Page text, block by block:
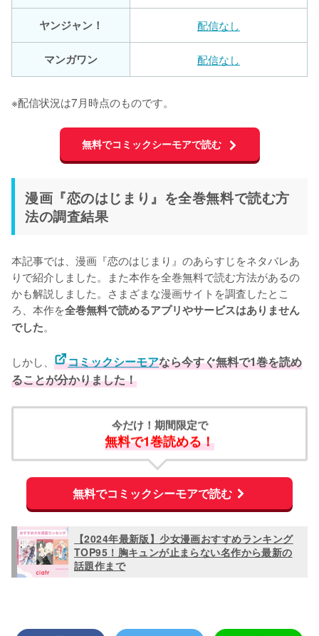
ヤンジャン！ 配信なし
マンガワン 配信なし
※配信状況は7月時点のものです。
無料でコミックシーモアで読む
漫画『恋のはじまり』を全巻無料で読む方
法の調査結果
本記事では、漫画『恋のはじまり』のあらすじをネタバレあ
りで紹介しました。また本作を全巻無料で読む方法があるの
かも解説しました。さまざまな漫画サイトを調査したとこ
ろ、本作を全巻無料で読めるアプリやサービスはありません
でした。
しかし、 コミックシーモアなら今すぐ無料で1巻を読め
ることが分かりました！
今だけ！期間限定で
無料で1巻読める！
無料でコミックシーモアで読む
【2024年最新版】少女漫画おすすめランキング
TOP95！胸キュンが止まらない名作から最新の
話題作まで